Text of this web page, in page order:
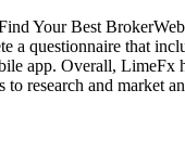
Your Best
questionnaire that
app. Overall,
research and